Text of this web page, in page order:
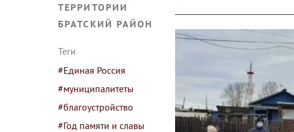
ТЕРРИТОРИИ
БРАТСКИЙ РАЙОН
Теги
#Единая Россия
#муниципалитеты
#благоустройство
#Год памяти и славы